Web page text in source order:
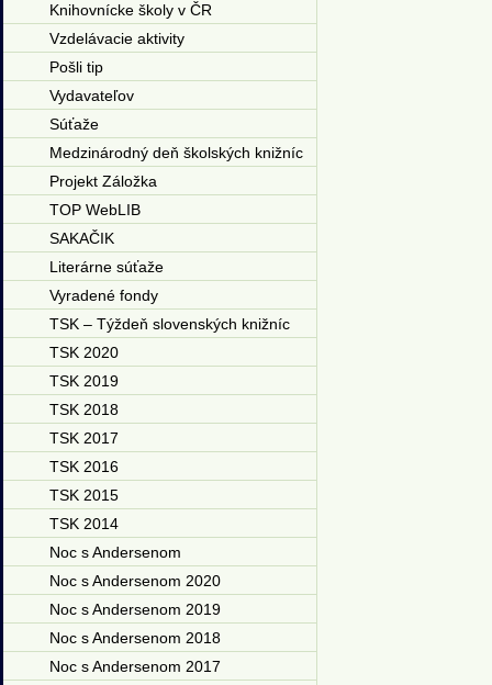
Knihovnícke školy v ČR
Vzdelávacie aktivity
Pošli tip
Vydavateľov
Súťaže
Medzinárodný deň školských knižníc
Projekt Záložka
TOP WebLIB
SAKAČIK
Literárne súťaže
Vyradené fondy
TSK – Týždeň slovenských knižníc
TSK 2020
TSK 2019
TSK 2018
TSK 2017
TSK 2016
TSK 2015
TSK 2014
Noc s Andersenom
Noc s Andersenom 2020
Noc s Andersenom 2019
Noc s Andersenom 2018
Noc s Andersenom 2017